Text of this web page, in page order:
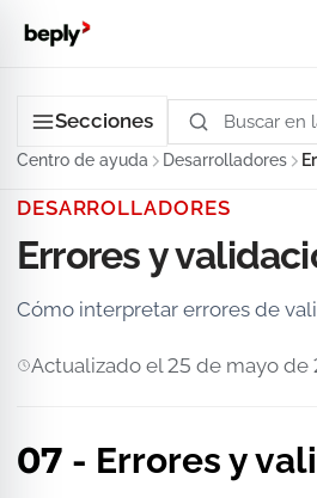
Secciones
Centro de ayuda Desarrolladores
DESARROLLADORES
Errores y
Cómo interpretar errores de
Actualizado el 25 de mayo de
07 - Errores y